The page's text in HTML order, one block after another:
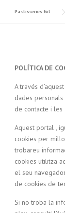
Pastisseries Gil
POLÍTICA DE
A través
dades
de contacte i les
Aquest portal ,
cookies per
trobareu
cookies utilitza
el seu
de cookies de
Si no troba la